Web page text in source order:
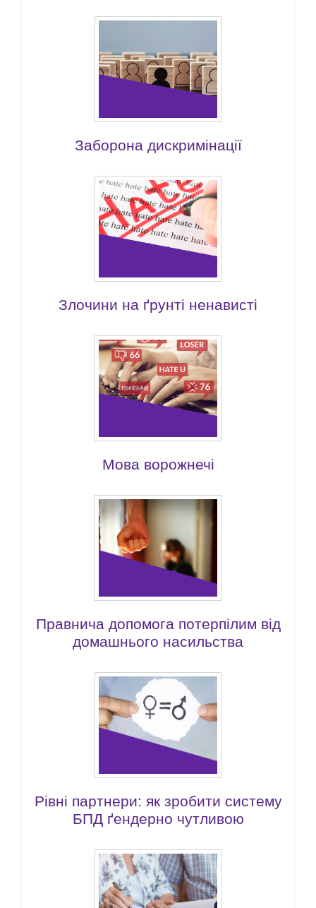
Заборона дискримінації
Злочини на ґрунті ненависті
Мова ворожнечі
Правнича допомога потерпілим від
домашнього насильства
Рівні партнери: як зробити систему
БПД ґендерно чутливою